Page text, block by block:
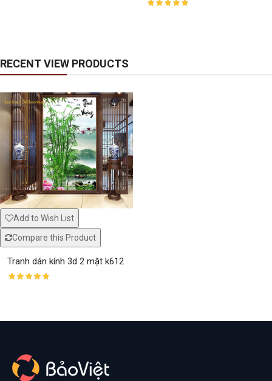
RECENT VIEW PRODUCTS
Add to Wish List
Compare this Product
Tranh dán kính 3d 2 mặt k612
Window mural me324